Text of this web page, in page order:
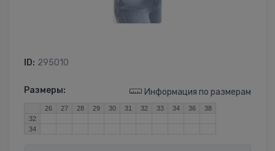
ID: 295010
Размеры: Информация по размерам
26 27 28 29 30 31 32 33 34 36
38
32
34